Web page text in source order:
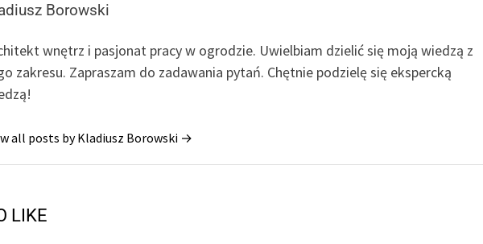
Borowski
wnętrz i pasjonat pracy w ogrodzie. Uwielbiam dzielić się moją wiedzą z
zakresu. Zapraszam do zadawania pytań. Chętnie podzielę się ekspercką
all posts by Kladiusz Borowski →
LIKE